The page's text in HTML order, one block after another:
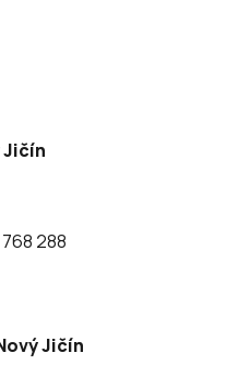
Jičín
288
Jičín